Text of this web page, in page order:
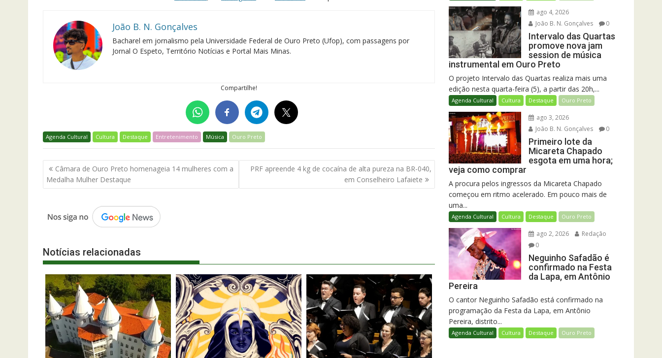
João B. N. Gonçalves
Bacharel em jornalismo pela Universidade Federal de Ouro Preto (Ufop), com passagens por
Jornal O Espeto, Território Notícias e Portal Mais Minas.
Compartilhe!
Agenda Cultural Cultura Destaque Entretenimento Música Ouro Preto
Navegação
de
Post
Câmara de Ouro Preto homenageia 14 mulheres com a
Medalha Mulher Destaque
PRF apreende 4 kg de cocaína de alta pureza na BR-040,
em Conselheiro Lafaiete
Notícias relacionadas
ago 4, 2026
João B. N. Gonçalves
0
Intervalo das Quartas
promove nova jam
session de música
instrumental em Ouro Preto
O projeto Intervalo das Quartas realiza mais uma
edição nesta quarta-feira (5), a partir das 20h,...
Agenda Cultural Cultura Destaque Ouro Preto
ago 3, 2026
João B. N. Gonçalves
0
Primeiro lote da
Micareta Chapado
esgota em uma hora;
veja como comprar
A procura pelos ingressos da Micareta Chapado
começou em ritmo acelerado. Em pouco mais de
uma...
Agenda Cultural Cultura Destaque Ouro Preto
ago 2, 2026
Redação
0
Neguinho Safadão é
confirmado na Festa
da Lapa, em Antônio
Pereira
O cantor Neguinho Safadão está confirmado na
programação da Festa da Lapa, em Antônio
Pereira, distrito...
Agenda Cultural Cultura Destaque Ouro Preto